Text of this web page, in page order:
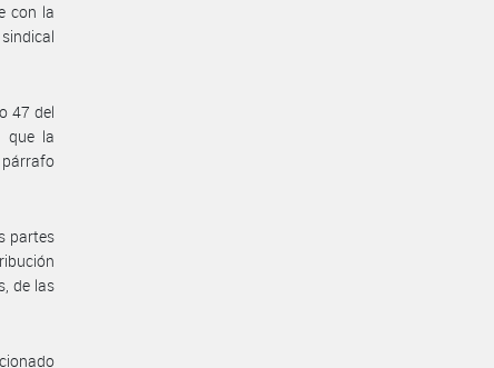
con la
47 del
que la
párrafo
partes
de las